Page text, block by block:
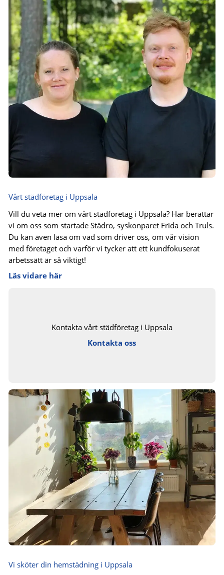
Vårt städföretag i Uppsala
Vill du veta mer om vårt städföretag i Uppsala? Här berättar
vi om oss som startade Städro, syskonparet Frida och Truls.
Du kan även läsa om vad som driver oss, om vår vision
med företaget och varför vi tycker att ett kundfokuserat
arbetssätt är så viktigt!
Läs vidare här
Kontakta vårt städföretag i Uppsala
Kontakta oss
Vi sköter din hemstädning i Uppsala